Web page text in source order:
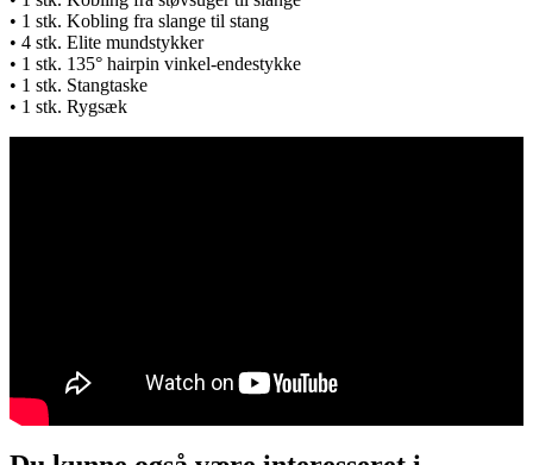
• 1 stk. Kobling fra slange til stang
• 4 stk. Elite mundstykker
• 1 stk. 135° hairpin vinkel-endestykke
• 1 stk. Stangtaske
• 1 stk. Rygsæk